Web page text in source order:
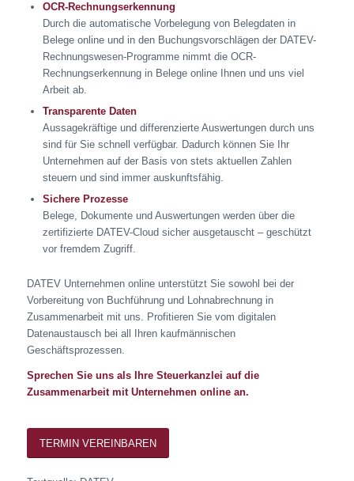
OCR-Rechnungserkennung
Durch die automatische Vorbelegung von Belegdaten in
Belege online und in den Buchungsvorschlägen der DATEV-
Rechnungswesen-Programme nimmt die OCR-
Rechnungserkennung in Belege online Ihnen und uns viel
Arbeit ab.
Transparente Daten
Aussagekräftige und differenzierte Auswertungen durch uns
sind für Sie schnell verfügbar. Dadurch können Sie Ihr
Unternehmen auf der Basis von stets aktuellen Zahlen
steuern und sind immer auskunftsfähig.
Sichere Prozesse
Belege, Dokumente und Auswertungen werden über die
zertifizierte DATEV-Cloud sicher ausgetauscht – geschützt
vor fremdem Zugriff.
DATEV Unternehmen online unterstützt Sie sowohl bei der
Vorbereitung von Buchführung und Lohnabrechnung in
Zusammenarbeit mit uns. Profitieren Sie vom digitalen
Datenaustausch bei all Ihren kaufmännischen
Geschäftsprozessen.
Sprechen Sie uns als Ihre Steuerkanzlei auf die
Zusammenarbeit mit Unternehmen online an.
TERMIN VEREINBAREN